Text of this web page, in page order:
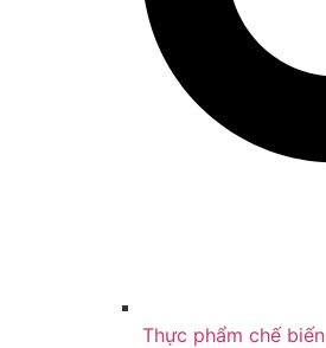
Thực phẩm chế biến